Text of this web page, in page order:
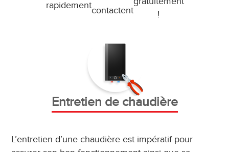
rapidementcontactent
!
Entretien de chaudière
L’entretien d’une chaudière est impératif pour